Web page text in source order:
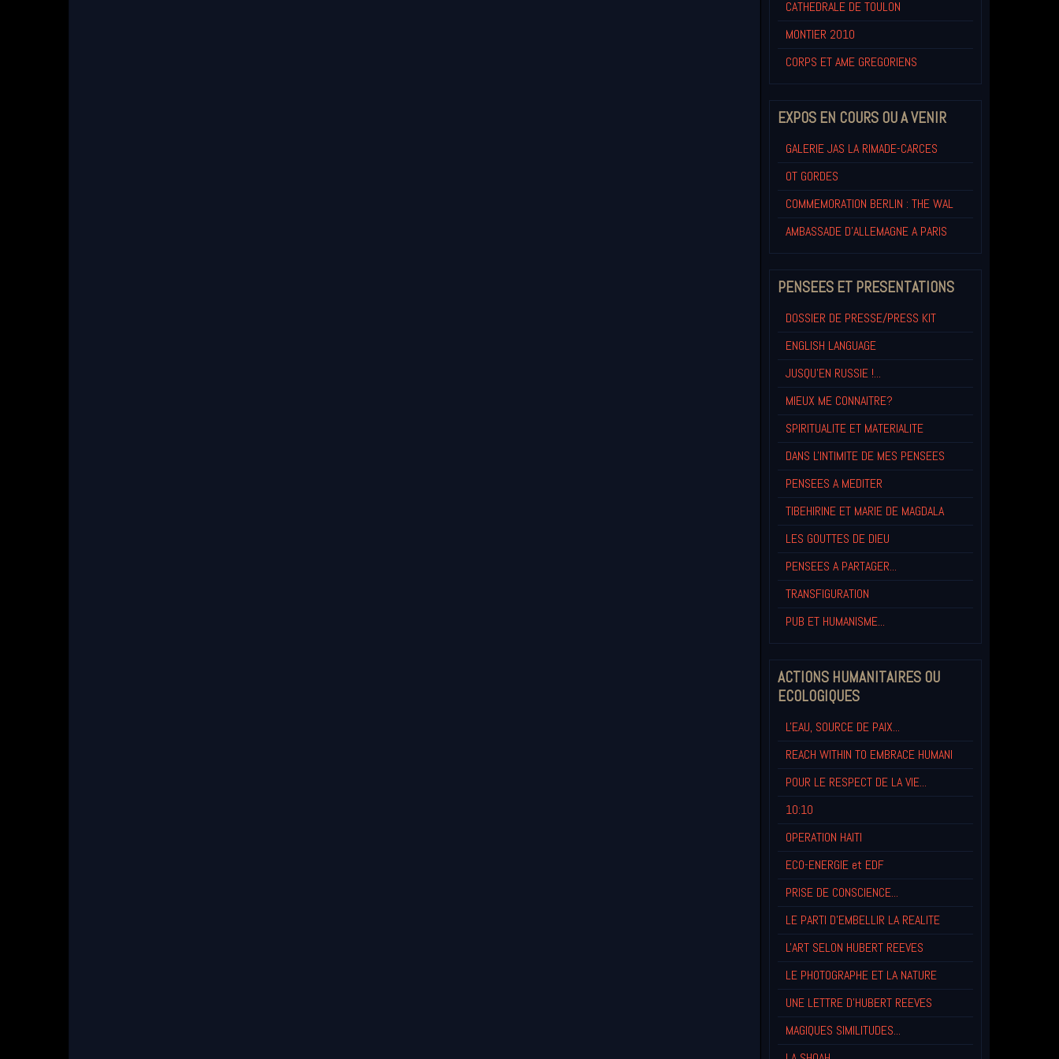
CATHEDRALE DE TOULON
MONTIER 2010
CORPS ET AME GREGORIENS
EXPOS EN COURS OU A VENIR
GALERIE JAS LA RIMADE-CARCES
OT GORDES
COMMEMORATION BERLIN : THE WAL
AMBASSADE D'ALLEMAGNE A PARIS
PENSEES ET PRESENTATIONS
DOSSIER DE PRESSE/PRESS KIT
ENGLISH LANGUAGE
JUSQU'EN RUSSIE !...
MIEUX ME CONNAITRE?
SPIRITUALITE ET MATERIALITE
DANS L'INTIMITE DE MES PENSEES
PENSEES A MEDITER
TIBEHIRINE ET MARIE DE MAGDALA
LES GOUTTES DE DIEU
PENSEES A PARTAGER...
TRANSFIGURATION
PUB ET HUMANISME...
ACTIONS HUMANITAIRES OU
ECOLOGIQUES
L'EAU, SOURCE DE PAIX...
REACH WITHIN TO EMBRACE HUMANI
POUR LE RESPECT DE LA VIE...
10:10
OPERATION HAITI
ECO-ENERGIE et EDF
PRISE DE CONSCIENCE...
LE PARTI D'EMBELLIR LA REALITE
L'ART SELON HUBERT REEVES
LE PHOTOGRAPHE ET LA NATURE
UNE LETTRE D'HUBERT REEVES
MAGIQUES SIMILITUDES...